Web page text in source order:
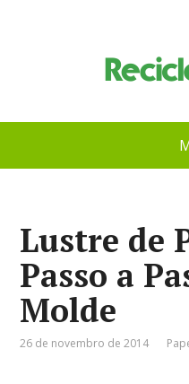
Lustre de
Passo a
Molde
26 de novembro de 2014